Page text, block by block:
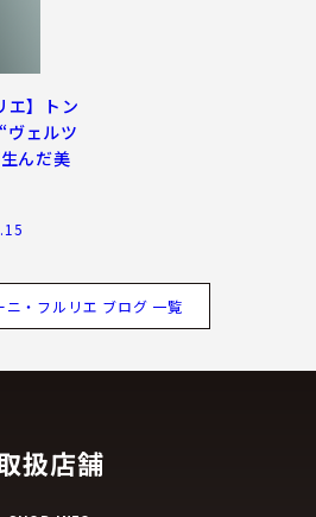
エ】トン
ヴェルツ
んだ美
ニ・フルリエ ブログ 一覧
扱店舗